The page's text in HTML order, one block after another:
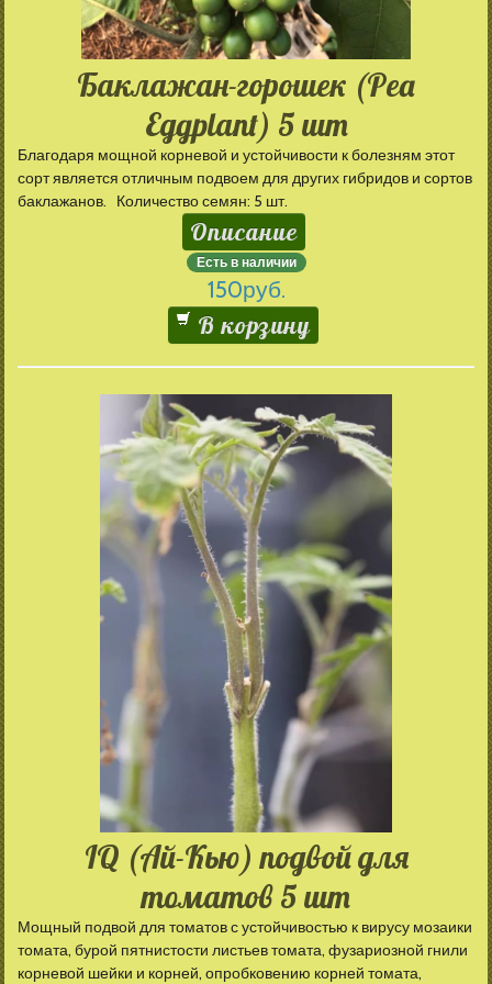
Баклажан-горошек (Pea
Eggplant) 5 шт
Благодаря мощной корневой и устойчивости к болезням этот
сорт является отличным подвоем для других гибридов и сортов
баклажанов. Количество семян: 5 шт.
Описание
Есть в наличии
150руб.
В корзину
IQ (Ай-Кью) подвой для
томатов 5 шт
Мощный подвой для томатов с устойчивостью к вирусу мозаики
томата, бурой пятнистости листьев томата, фузариозной гнили
корневой шейки и корней, опробковению корней томата,